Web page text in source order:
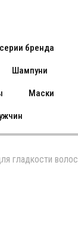
бренда
Шампуни
Маски
гладкости волос